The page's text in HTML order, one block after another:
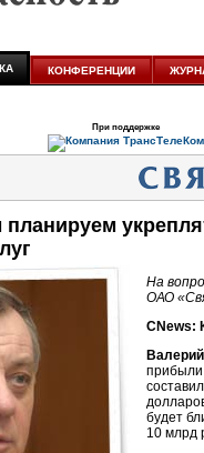
КОНФЕРЕНЦИИ
При поддержке
На
ОАО
CNews:
будет
10 млрд